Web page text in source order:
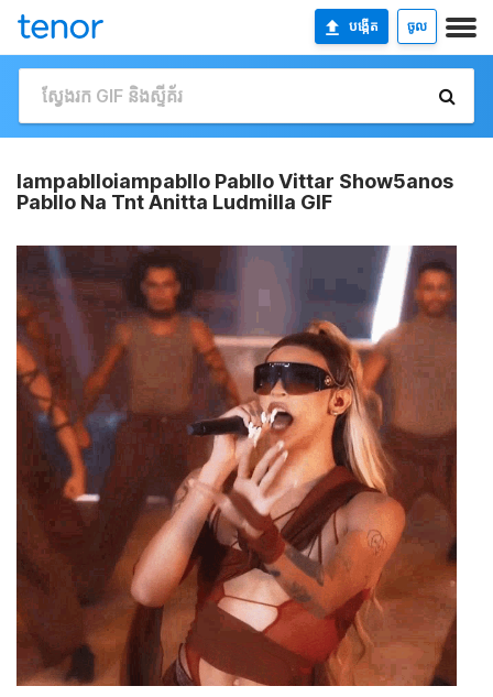
បង្កើត ចូល
Iampablloiampabllo Pabllo Vittar Show5anos
Pabllo Na Tnt Anitta Ludmilla GIF